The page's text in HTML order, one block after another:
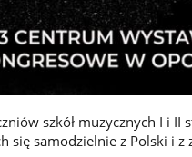
szkół muzycznych I i II
się samodzielnie z Polski i z